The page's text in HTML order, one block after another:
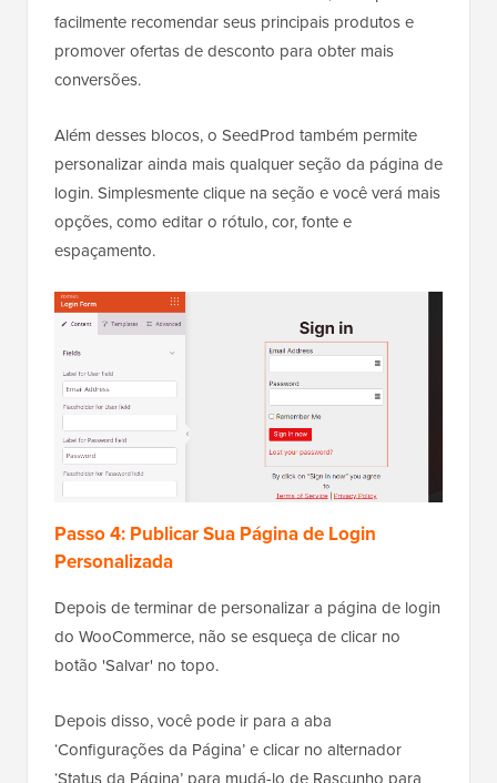
facilmente recomendar seus principais produtos e
promover ofertas de desconto para obter mais
conversões.
Além desses blocos, o SeedProd também permite
personalizar ainda mais qualquer seção da página de
login. Simplesmente clique na seção e você verá mais
opções, como editar o rótulo, cor, fonte e
espaçamento.
Passo 4: Publicar Sua Página de Login
Personalizada
Depois de terminar de personalizar a página de login
do WooCommerce, não se esqueça de clicar no
botão 'Salvar' no topo.
Depois disso, você pode ir para a aba
‘Configurações da Página’ e clicar no alternador